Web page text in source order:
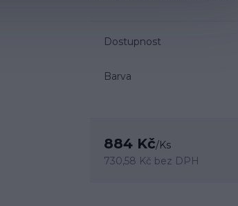
Dostupnost
Barva
884 Kč/Ks
730,58 Kč bez DPH